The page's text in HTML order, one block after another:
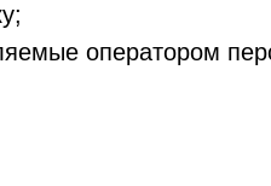
оператором